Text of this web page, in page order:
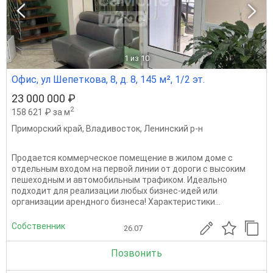
1 из 10
Офис, ул Шепеткова, 8, д. 8, 145 м², 1/2 эт.
23 000 000 ₽
158 621 ₽ за м2
Приморский край, Владивосток, Ленинский р-н
Продается коммерческое помещение в жилом доме с
отдельным входом на первой линии от дороги с высоким
пешеходным и автомобильным трафиком. Идеально
подходит для реализации любых бизнес-идей или
организации арендного бизнеса! Характеристики...
Собственник 26.07
Позвонить